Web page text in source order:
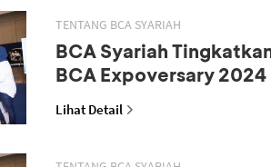
TENTANG BCA SYARIAH
BCA Syariah
BCA Expoversary 2024
Lihat Detail